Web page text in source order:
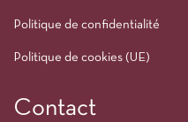
Politique de confidentialité
Politique de cookies (UE)
Contact